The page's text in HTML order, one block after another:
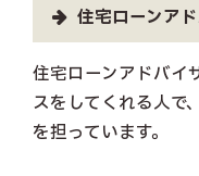
住宅ローンア
住宅ローンアドバイ
スをしてくれる人で、
を担っています。